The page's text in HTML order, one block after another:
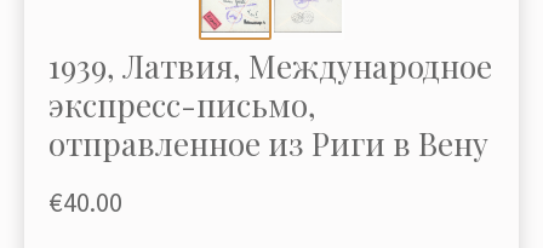
1939, Латвия, Международное
экспресс-письмо,
отправленное из Риги в Вену
€40.00